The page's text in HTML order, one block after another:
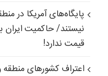
پایگاه‌های آمریکا در
نیستند/ حاکمیت ایران
قیمت ندارد!
اعتراف کشورهای منطقه